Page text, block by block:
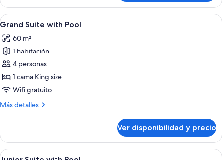
Level
Suite
with
King
Bed
Ver
todas
las
fotos
de
Grand
Suite
Pool
Una habitación de hotel moderna
7
Grand Suite with Pool
60 m²
1 habitación
4 personas
1 cama King size
Wifi gratuito
Más detalles
Más
Suite
with
Pool
Ver disponibilidad y precio
Ver
Una habitación de hotel moderna
6